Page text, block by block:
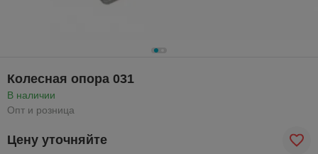
Колесная опора 031
В наличии
Опт и розница
Цену уточняйте